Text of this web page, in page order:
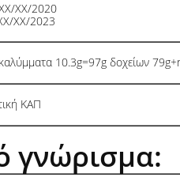
XX/2020
XX/2023
10.3g=97g δοχείων
ΚΑΠ
γνώρισμα: